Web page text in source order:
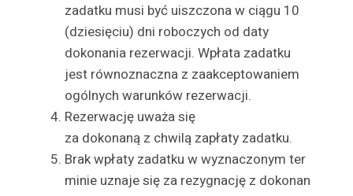
zadatku musi być uiszczona w ciągu 10
(dziesięciu) dni roboczych od daty
dokonania rezerwacji. Wpłata zadatku
jest równoznaczna z zaakceptowaniem
ogólnych warunków rezerwacji.
Rezerwację uważa się
za dokonaną z chwilą zapłaty zadatku.
Brak wpłaty zadatku w wyznaczonym ter
minie uznaje się za rezygnację z dokonan